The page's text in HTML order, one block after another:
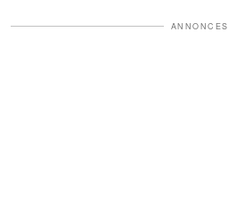
ANNONCES